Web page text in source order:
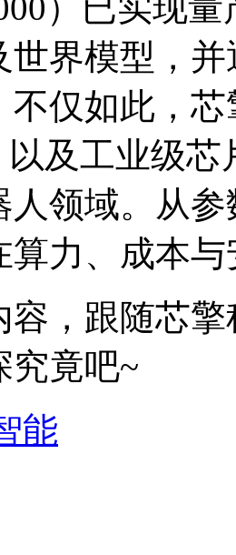
世界模型，
不仅如此，
以及工业级
人领域。从
算力、成本
容，跟随芯
究竟吧~
能